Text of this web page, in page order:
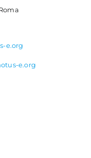
e.org
e.org